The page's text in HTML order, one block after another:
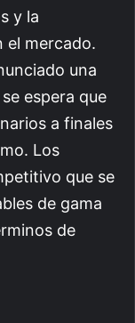
y la
el mercado.
una
espera que
a finales
Los
que se
de gama
de